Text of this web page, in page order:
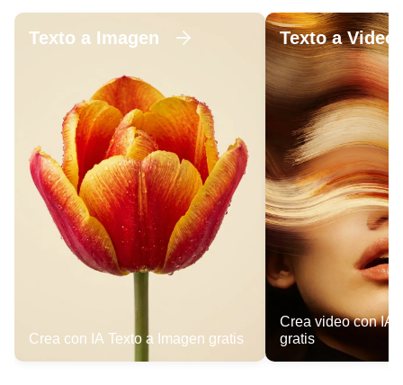
Texto a Imagen
Crea con IA Texto a Imagen gratis
Texto a Video
Crea video con IA
gratis